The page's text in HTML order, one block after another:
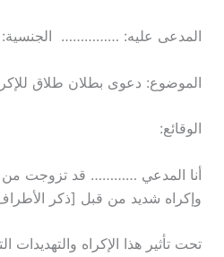
المدعى عليه: ……………
الموضوع: دعوى بطلان طلاق
الوقائع:
أنا المدعي ………… قد تزوجت من
وإكراه شديد من قبل [ذكر
تحت تأثير هذا الإكراه